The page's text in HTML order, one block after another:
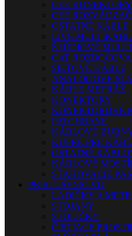
CEE KONEKTORY
CEE
OSTATNÉ KÁBLE
LIVE
ŠTÚDIOVÉ
CAT
SIEŤOVÉ KÁBLE
ANALÓGOVÉ
KÁBLE METRÁŽ
KONEKTORY
KONEKTOROVÉ
PATCHBAYE
KÁBLOVÉ
KUFRE PRE
OSTATNÉ
KÁBLOVÉ
SŤAHOVACIE
PRÍSLUŠENSTVO
LADIČKY A
STOJANY
STOLIČKY
ČISTIACE